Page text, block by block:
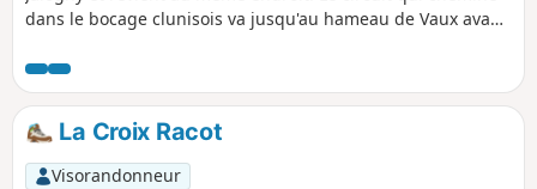
dans le bocage clunisois va jusqu'au hameau de Vaux avant
La Croix Racot
Visorandonneur